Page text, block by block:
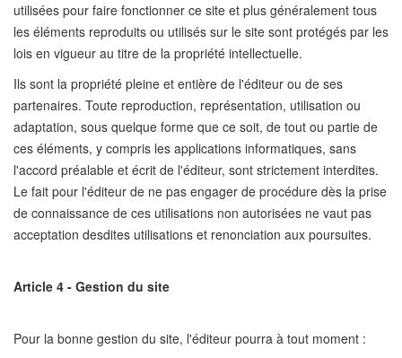
utilisées pour faire fonctionner ce site et plus généralement tous
les éléments reproduits ou utilisés sur le site sont protégés par les
lois en vigueur au titre de la propriété intellectuelle.
Ils sont la propriété pleine et entière de l'éditeur ou de ses
partenaires. Toute reproduction, représentation, utilisation ou
adaptation, sous quelque forme que ce soit, de tout ou partie de
ces éléments, y compris les applications informatiques, sans
l'accord préalable et écrit de l'éditeur, sont strictement interdites.
Le fait pour l'éditeur de ne pas engager de procédure dès la prise
de connaissance de ces utilisations non autorisées ne vaut pas
acceptation desdites utilisations et renonciation aux poursuites.
Article 4 - Gestion du site
Pour la bonne gestion du site, l'éditeur pourra à tout moment :